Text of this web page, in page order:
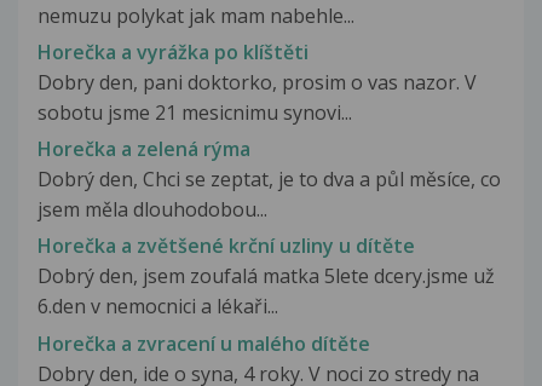
nemuzu polykat jak mam nabehle...
Horečka a vyrážka po klíštěti
Dobry den, pani doktorko, prosim o vas nazor. V
sobotu jsme 21 mesicnimu synovi...
Horečka a zelená rýma
Dobrý den, Chci se zeptat, je to dva a půl měsíce, co
jsem měla dlouhodobou...
Horečka a zvětšené krční uzliny u dítěte
Dobrý den, jsem zoufalá matka 5lete dcery.jsme už
6.den v nemocnici a lékaři...
Horečka a zvracení u malého dítěte
Dobry den, ide o syna, 4 roky. V noci zo stredy na